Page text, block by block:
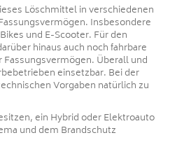
Löschmittel in verschiedenen
Insbesondere
und E-Scooter. Für den
hinaus auch noch fahrbare
Überall und
einsetzbar. Bei der
Vorgaben natürlich zu
ein Hybrid oder Elektroauto
und dem Brandschutz